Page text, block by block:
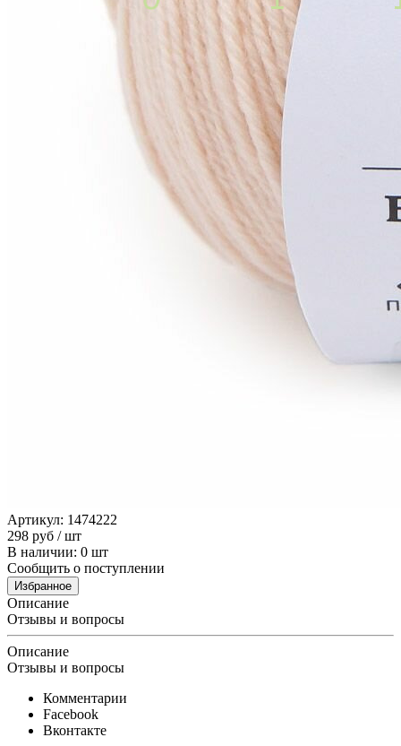
Артикул: 1474222
298 руб / шт
В наличии: 0 шт
Сообщить о поступлении
Избранное
Описание
Отзывы и вопросы
Описание
Отзывы и вопросы
Комментарии
Facebook
Вконтакте